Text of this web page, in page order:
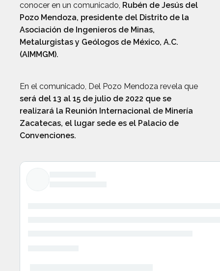
conocer en un comunicado, Rubén de Jesús del
Pozo Mendoza, presidente del Distrito de la
Asociación de Ingenieros de Minas,
Metalurgistas y Geólogos de México, A.C.
(AIMMGM).
En el comunicado, Del Pozo Mendoza revela que
será del 13 al 15 de julio de 2022 que se
realizará la Reunión Internacional de Minería
Zacatecas, el lugar sede es el Palacio de
Convenciones.